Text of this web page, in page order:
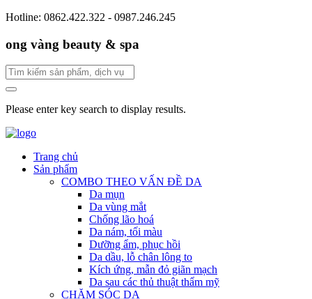
Hotline: 0862.422.322 - 0987.246.245
ong vàng beauty & spa
Please enter key search to display results.
Trang chủ
Sản phẩm
COMBO THEO VẤN ĐỀ DA
Da mụn
Da vùng mắt
Chống lão hoá
Da nám, tối màu
Dưỡng ẩm, phục hồi
Da dầu, lỗ chân lông to
Kích ứng, mẫn đỏ giãn mạch
Da sau các thủ thuật thẩm mỹ
CHĂM SÓC DA